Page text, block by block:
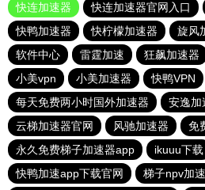
快连加速器
快连加速器官网入口
快鸭加速器
快柠檬加速器 旋风
软件中心
雷霆加速 狂飙加速器
小美vpn
小美加速器 快鸭VPN
每天免费两小时国外加速器
安逸加
云梯加速器官网
风驰加速器
免
永久免费梯子加速器app
ikuuu下载
快鸭加速app下载官网
梯子npv加